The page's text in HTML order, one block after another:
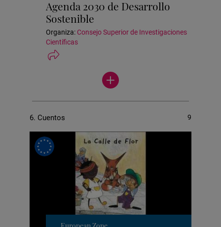
actividad
Agenda 2030 de Desarrollo
Sostenible
Organiza: Consejo Superior de Investigaciones
Científicas
Ver
más
6. Cuentos 9